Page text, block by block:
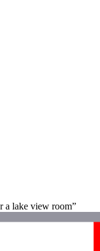
a lake view room”